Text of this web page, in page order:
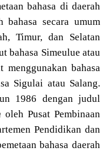
bahasa di daerah
bahasa secara umum
Timur, dan Selatan
bahasa Simeulue atau
menggunakan bahasa
Sigulai atau Salang.
1986 dengan judul
oleh Pusat Pembinaan
Pendidikan dan
bahasa daerah